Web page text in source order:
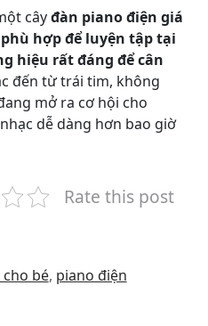
câyđàn piano điện giá
hợp để luyện tập tại
hiệu rất đáng để cân
đến từ trái tim, không
mở ra cơ hội cho
dễ dàng hơn bao giờ
Rate this post
bé, piano điện